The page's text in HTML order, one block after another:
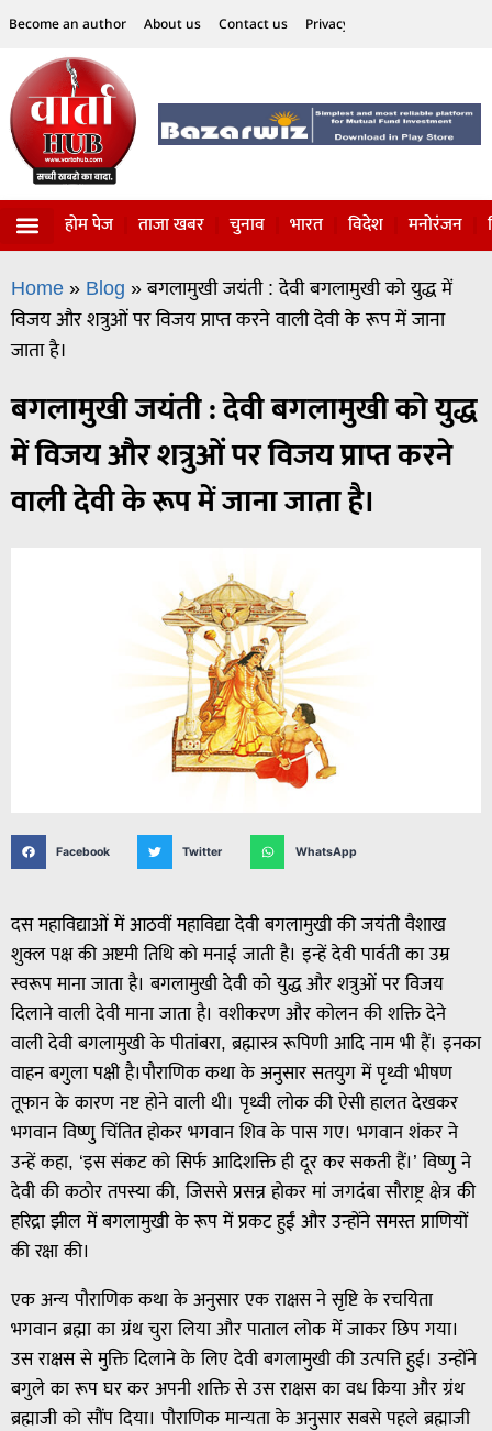
Become an author About us Contact us Privacy Policy
होम पेज ताजा खबर चुनाव भारत विदेश मनोरंजन
Home » Blog » बगलामुखी जयंती : देवी बगलामुखी को युद्ध में
विजय और शत्रुओं पर विजय प्राप्त करने वाली देवी के रूप में जाना
जाता है।
बगलामुखी जयंती : देवी बगलामुखी को युद्ध
में विजय और शत्रुओं पर विजय प्राप्त करने
वाली देवी के रूप में जाना जाता है।
Facebook Twitter WhatsApp
दस महाविद्याओं में आठवीं महाविद्या देवी बगलामुखी की जयंती वैशाख
शुक्ल पक्ष की अष्टमी तिथि को मनाई जाती है। इन्हें देवी पार्वती का उम्र
स्वरूप माना जाता है। बगलामुखी देवी को युद्ध और शत्रुओं पर विजय
दिलाने वाली देवी माना जाता है। वशीकरण और कोलन की शक्ति देने
वाली देवी बगलामुखी के पीतांबरा, ब्रह्मास्त्र रूपिणी आदि नाम भी हैं। इनका
वाहन बगुला पक्षी है।पौराणिक कथा के अनुसार सतयुग में पृथ्वी भीषण
तूफान के कारण नष्ट होने वाली थी। पृथ्वी लोक की ऐसी हालत देखकर
भगवान विष्णु चिंतित होकर भगवान शिव के पास गए। भगवान शंकर ने
उन्हें कहा, ‘इस संकट को सिर्फ आदिशक्ति ही दूर कर सकती हैं।’ विष्णु ने
देवी की कठोर तपस्या की, जिससे प्रसन्न होकर मां जगदंबा सौराष्ट्र क्षेत्र की
हरिद्रा झील में बगलामुखी के रूप में प्रकट हुईं और उन्होंने समस्त प्राणियों
की रक्षा की।
एक अन्य पौराणिक कथा के अनुसार एक राक्षस ने सृष्टि के रचयिता
भगवान ब्रह्मा का ग्रंथ चुरा लिया और पाताल लोक में जाकर छिप गया।
उस राक्षस से मुक्ति दिलाने के लिए देवी बगलामुखी की उत्पत्ति हुई। उन्होंने
बगुले का रूप घर कर अपनी शक्ति से उस राक्षस का वध किया और ग्रंथ
ब्रह्माजी को सौंप दिया। पौराणिक मान्यता के अनुसार सबसे पहले ब्रह्माजी